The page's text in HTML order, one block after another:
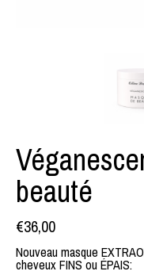
beauté
€36,00
Nouveau masque
cheveux FINS ou ÉPAIS: